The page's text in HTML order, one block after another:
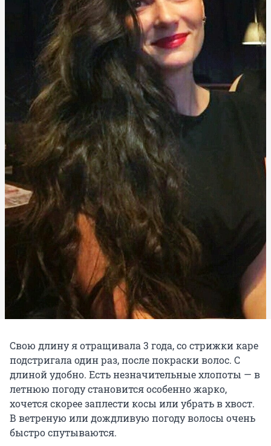
Свою длину я отращивала 3 года, со стрижки каре
подстригала один раз, после покраски волос. С
длиной удобно. Есть незначительные хлопоты — в
летнюю погоду становится особенно жарко,
хочется скорее заплести косы или убрать в хвост.
В ветреную или дождливую погоду волосы очень
быстро спутываются.